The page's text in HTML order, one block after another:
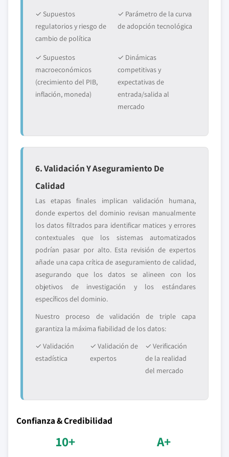
✓ Supuestos
regulatorios y riesgo de
cambio de política
✓ Parámetro de la curva
de adopción tecnológica
✓ Supuestos
macroeconómicos
(crecimiento del PIB,
inflación, moneda)
✓ Dinámicas
competitivas y
expectativas de
entrada/salida al
mercado
6. Validación Y Aseguramiento De
Calidad
Las etapas finales implican validación humana,
donde expertos del dominio revisan manualmente
los datos filtrados para identificar matices y errores
contextuales que los sistemas automatizados
podrían pasar por alto. Esta revisión de expertos
añade una capa crítica de aseguramiento de calidad,
asegurando que los datos se alineen con los
objetivos de investigación y los estándares
específicos del dominio.
Nuestro proceso de validación de triple capa
garantiza la máxima fiabilidad de los datos:
✓ Validación
estadística
✓ Validación de
expertos
✓ Verificación
de la realidad
del mercado
Confianza & Credibilidad
10+ A+